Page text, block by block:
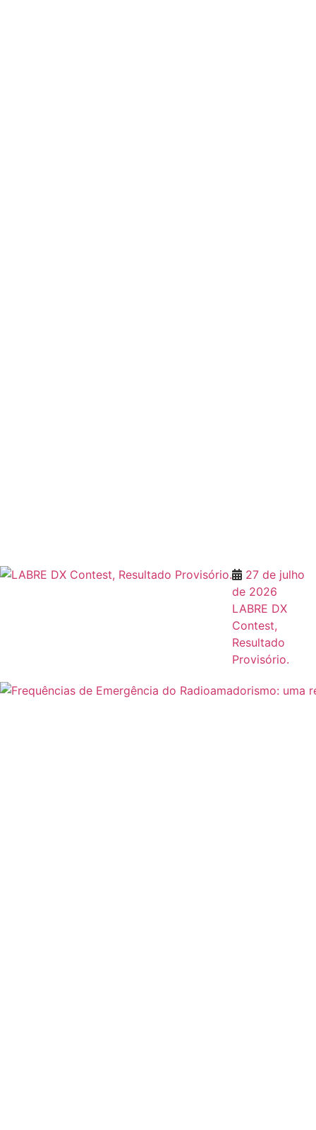
27 de julho
de 2026
LABRE DX
Contest,
Resultado
Provisório.